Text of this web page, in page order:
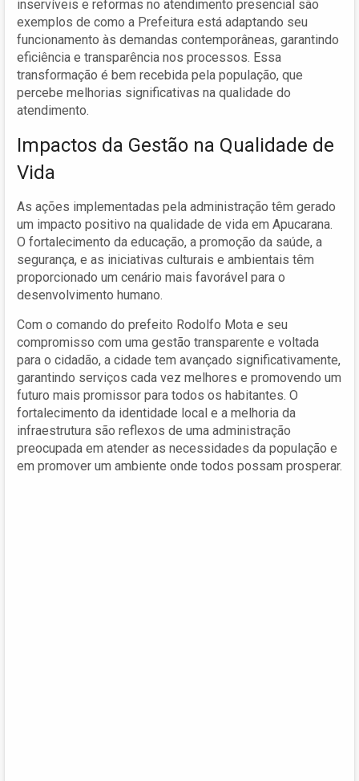
inservíveis e reformas no atendimento presencial são
exemplos de como a Prefeitura está adaptando seu
funcionamento às demandas contemporâneas, garantindo
eficiência e transparência nos processos. Essa
transformação é bem recebida pela população, que
percebe melhorias significativas na qualidade do
atendimento.
Impactos da Gestão na Qualidade de
Vida
As ações implementadas pela administração têm gerado
um impacto positivo na qualidade de vida em Apucarana.
O fortalecimento da educação, a promoção da saúde, a
segurança, e as iniciativas culturais e ambientais têm
proporcionado um cenário mais favorável para o
desenvolvimento humano.
Com o comando do prefeito Rodolfo Mota e seu
compromisso com uma gestão transparente e voltada
para o cidadão, a cidade tem avançado significativamente,
garantindo serviços cada vez melhores e promovendo um
futuro mais promissor para todos os habitantes. O
fortalecimento da identidade local e a melhoria da
infraestrutura são reflexos de uma administração
preocupada em atender as necessidades da população e
em promover um ambiente onde todos possam prosperar.